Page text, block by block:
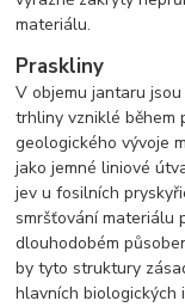
materiálu.
Praskliny
V objemu jantaru
trhliny vzniklé během
geologického vývoje
jako jemné liniové
jev u fosilních
smršťování materiálu
dlouhodobém
by tyto struktury
hlavních biologických